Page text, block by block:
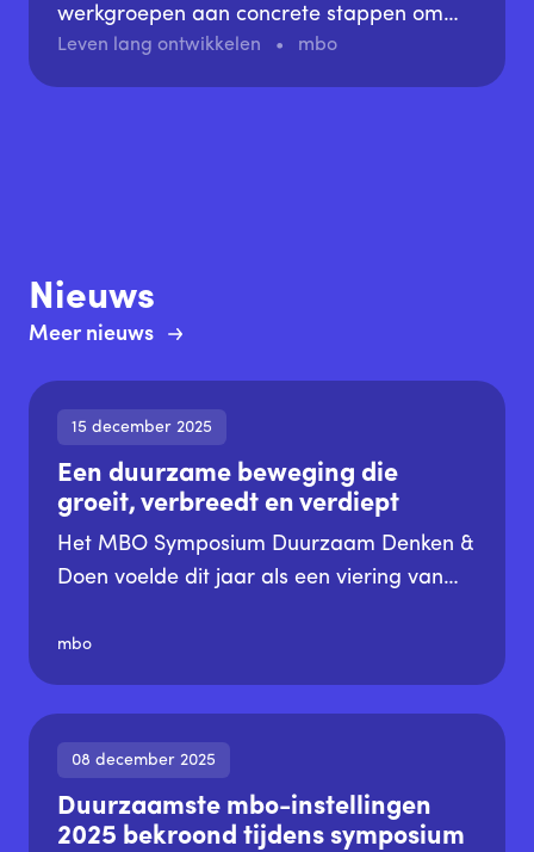
werkgroepen aan concrete stappen om
leren en werken duurzamer te maken.
Leven lang ontwikkelen mbo
Nieuws
Meer nieuws
15 december 2025
Een duurzame beweging die
groeit, verbreedt en verdiept
Het MBO Symposium Duurzaam Denken &
Doen voelde dit jaar als een viering van
duurzame beweging waarin onderwijs,
aan een toekomstbestendige samenleving.
Duurzaamheid staat niet langer naast het
onderwijs, maar dringt steeds dieper door
in het DNA van scholen. Dat blijkt ook uit
de SustainaBulMBO 2025: 16 instellingen,
mbo
08 december 2025
Duurzaamste mbo-instellingen
2025 bekroond tijdens symposium